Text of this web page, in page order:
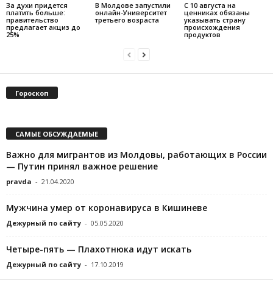
За духи придется
платить больше:
правительство
предлагает акциз до
25%
В Молдове запустили
онлайн-Университет
третьего возраста
С 10 августа на
ценниках обязаны
указывать страну
происхождения
продуктов
Гороскоп
САМЫЕ ОБСУЖДАЕМЫЕ
Важно для мигрантов из Молдовы, работающих в России
— Путин принял важное решение
pravda - 21.04.2020
Мужчина умер от коронавируса в Кишиневе
Дежурный по сайту - 05.05.2020
Четыре-пять — Плахотнюка идут искать
Дежурный по сайту - 17.10.2019